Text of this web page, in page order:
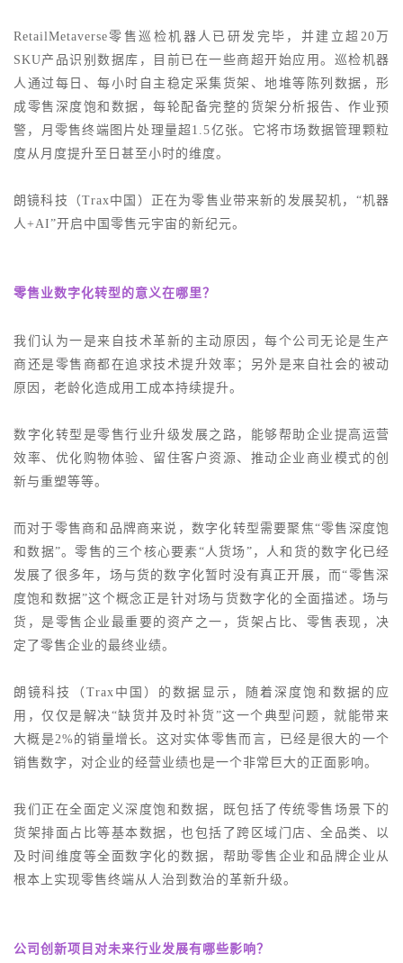
RetailMetaverse零售巡检机器人 已研发完毕，并建立超 20万
SKU产品识别数据库，目前已在一些商超开始应用。巡检机器
人通过每日、每小时自主稳定采集货架、地堆等陈列数据，形
成零售深度饱和数据，每轮配备完整的货架分析报告、作业预
警，月零售终端图片处理量超1.5亿张。它将市场数据管理颗粒
度从月度提升至日甚至小时的维度。
朗镜科技（Trax中国）正在为零售业带来新的发展契机，“机器
人+AI”开启中国零售元宇宙的新纪元。
零售业数字化转型的意义在哪里？
我们认为一是来自技术革新的主动原因，每个公司无论是生产
商还是零售商都在追求技术提升效率；另外是来自社会的被动
原因，老龄化造成用工成本持续提升。
数字化转型是零售行业升级发展之路，能够帮助企业提高运营
效率、优化购物体验、留住客户资源、推动企业商业模式的创
新与重塑等等。
而对于零售商和品牌商来说，数字化转型需要聚焦“零售深度饱
和数据”。零售的三个核心要素“人货场”，人和货的数字化已经
发展了很多年，场与货的数字化暂时没有真正开展，而“零售深
度饱和数据”这个概念正是针对场与货数字化的全面描述。场与
货，是零售企业最重要的资产之一，货架占比、零售表现，决
定了零售企业的最终业绩。
朗镜科技（ Trax中国）的数据显示，随着深度饱和数据的应
用，仅仅是解决“缺货并及时补货”这一个典型问题，就能带来
大概是2%的销量增长。这对实体零售而言，已经是很大的一个
销售数字，对企业的经营业绩也是一个非常巨大的正面影响。
我们正在全面定义深度饱和数据，既包括了传统零售场景下的
货架排面占比等基本数据，也包括了跨区域门店、全品类、以
及时间维度等全面数字化的数据，帮助零售企业和品牌企业从
根本上实现零售终端从人治到数治的革新升级。
公司创新项目对未来行业发展有哪些影响？